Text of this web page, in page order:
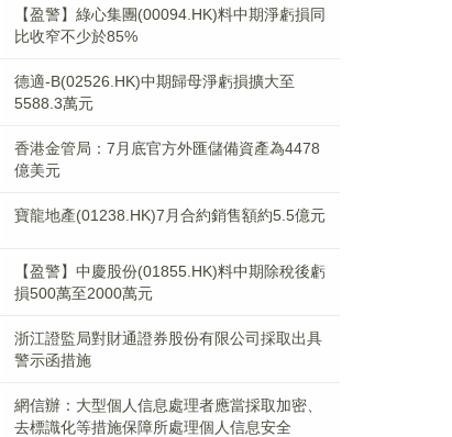
【盈警】綠心集團(00094.HK)料中期淨虧損同
比收窄不少於85%
德適-B(02526.HK)中期歸母淨虧損擴大至
5588.3萬元
香港金管局：7月底官方外匯儲備資產為4478
億美元
寶龍地產(01238.HK)7月合約銷售額約5.5億元
【盈警】中慶股份(01855.HK)料中期除稅後虧
損500萬至2000萬元
浙江證監局對財通證券股份有限公司採取出具
警示函措施
網信辦：大型個人信息處理者應當採取加密、
去標識化等措施保障所處理個人信息安全